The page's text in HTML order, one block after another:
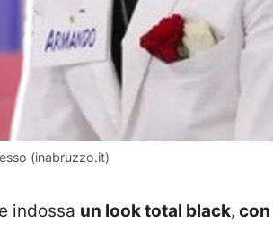
(inabruzzo.it)
indossa un look total black, con